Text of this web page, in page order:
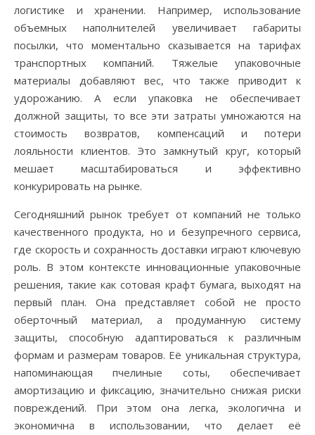
логистике и хранении. Например, использование
объемных наполнителей увеличивает габариты
посылки, что моментально сказывается на тарифах
транспортных компаний. Тяжелые упаковочные
материалы добавляют вес, что также приводит к
удорожанию. А если упаковка не обеспечивает
должной защиты, то все эти затраты умножаются на
стоимость возвратов, компенсаций и потери
лояльности клиентов. Это замкнутый круг, который
мешает масштабироваться и эффективно
конкурировать на рынке.
Сегодняшний рынок требует от компаний не только
качественного продукта, но и безупречного сервиса,
где скорость и сохранность доставки играют ключевую
роль. В этом контексте инновационные упаковочные
решения, такие как сотовая крафт бумага, выходят на
первый план. Она представляет собой не просто
оберточный материал, а продуманную систему
защиты, способную адаптироваться к различным
формам и размерам товаров. Её уникальная структура,
напоминающая пчелиные соты, обеспечивает
амортизацию и фиксацию, значительно снижая риски
повреждений. При этом она легка, экологична и
экономична в использовании, что делает её